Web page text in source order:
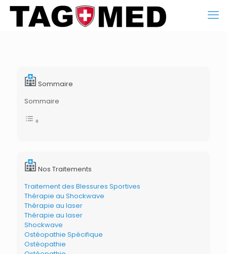
Sommaire
Sommaire
Nos Traitements
Traitement des Blessures Sportives
Thérapie au Shockwave
Thérapie au laser
Thérapie au laser
Shockwave
Ostéopathie Spécifique
Ostéopathie